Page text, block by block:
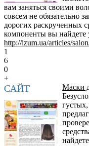
вам заняться своими
совсем не обязательно
дорогих раскрученных
компоненты вы найдете
http://izum.ua/articles/
1
6
0
+
САЙТ
Маски